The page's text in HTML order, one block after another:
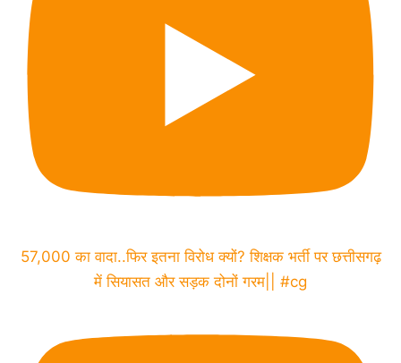
57,000 का वादा..फिर इतना विरोध क्यों? शिक्षक भर्ती पर छत्तीसगढ़
में सियासत और सड़क दोनों गरम|| #cg